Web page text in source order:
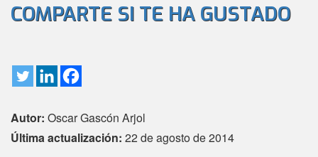
COMPARTE SI TE HA GUSTADO
Autor: Oscar Gascón Arjol
Última actualización: 22 de agosto de 2014